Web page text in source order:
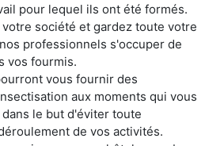
pour lequel ils ont été formés.
société et gardez toute votre
professionnels s'occuper de
vos fourmis.
vous fournir des
aux moments qui vous
le but d'éviter toute
de vos activités.